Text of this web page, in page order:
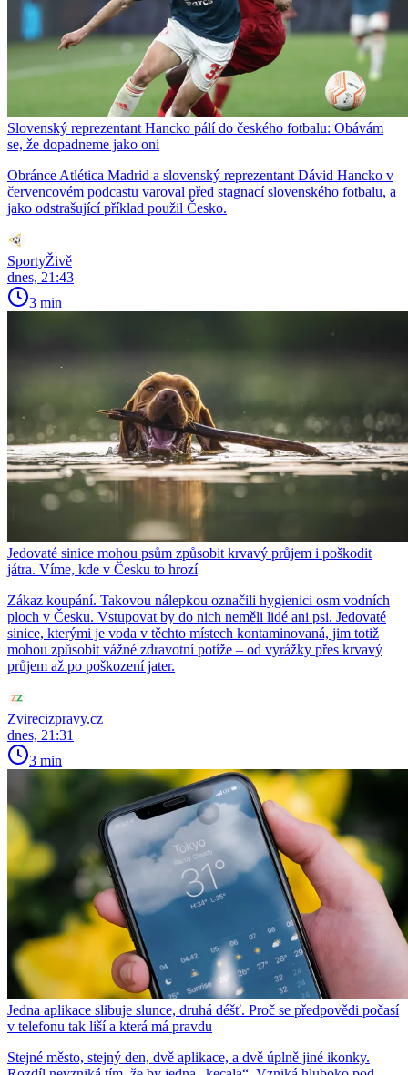
Slovenský reprezentant Hancko pálí do českého fotbalu: Obávám
se, že dopadneme jako oni
Obránce Atlética Madrid a slovenský reprezentant Dávid Hancko v
červencovém podcastu varoval před stagnací slovenského fotbalu, a
jako odstrašující příklad použil Česko.
SportyŽivě
dnes, 21:43
3 min
Jedovaté sinice mohou psům způsobit krvavý průjem i poškodit
játra. Víme, kde v Česku to hrozí
Zákaz koupání. Takovou nálepkou označili hygienici osm vodních
ploch v Česku. Vstupovat by do nich neměli lidé ani psi. Jedovaté
sinice, kterými je voda v těchto místech kontaminovaná, jim totiž
mohou způsobit vážné zdravotní potíže – od vyrážky přes krvavý
průjem až po poškození jater.
Zvirecizpravy.cz
dnes, 21:31
3 min
Jedna aplikace slibuje slunce, druhá déšť. Proč se předpovědi počasí
v telefonu tak liší a která má pravdu
Stejné město, stejný den, dvě aplikace, a dvě úplně jiné ikonky.